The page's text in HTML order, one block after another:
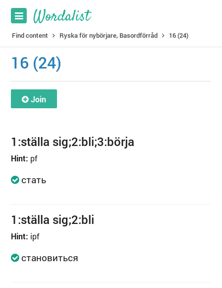
Find content Ryska för nybörjare, Basordförråd 16 (24)
16 (24)
Join
1:ställa sig;2:bli;3:börja
Hint: pf
стать
1:ställa sig;2:bli
Hint: ipf
становиться